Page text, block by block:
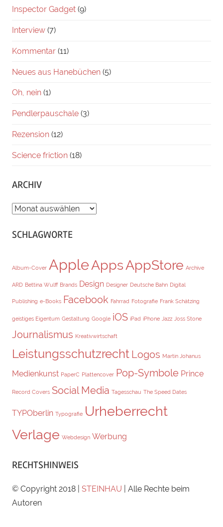
Inspector Gadget (9)
Interview (7)
Kommentar (11)
Neues aus Hanebüchen (5)
Oh, nein (1)
Pendlerpauschale (3)
Rezension (12)
Science friction (18)
ARCHIV
ARCHIV
SCHLAGWORTE
Album-Cover AppleAppsAppStore Archive
ARD Bettina Wulff Brands Design Designer Deutsche Bahn Digital
Publishing e-Books Facebook Fahrrad Fotografie Frank Schätzing
geistiges Eigentum Gestaltung Google iOS iPad iPhone Jazz Joss Stone
Journalismus Kreativwirtschaft
Leistungsschutzrecht Logos Martin Johanus
Medienkunst PaperC Plattencover Pop-Symbole Prince
Record Covers Social Media Tagesschau The Speed Dates
TYPOberlin Typografie Urheberrecht
Verlage Webdesign Werbung
RECHTSHINWEIS
© Copyright 2018 | STEINHAU | Alle Rechte beim
Autoren